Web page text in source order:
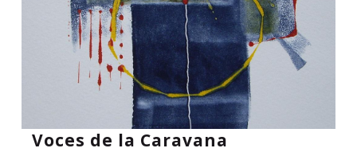
Voces de la Caravana